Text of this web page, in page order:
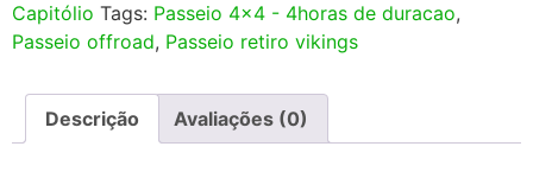
Capitólio Tags: Passeio 4x4 - 4horas de duracao,
Passeio offroad, Passeio retiro vikings
Descrição Avaliações (0)